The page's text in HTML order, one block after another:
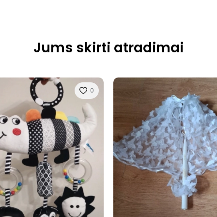
Jums skirti atradimai
0